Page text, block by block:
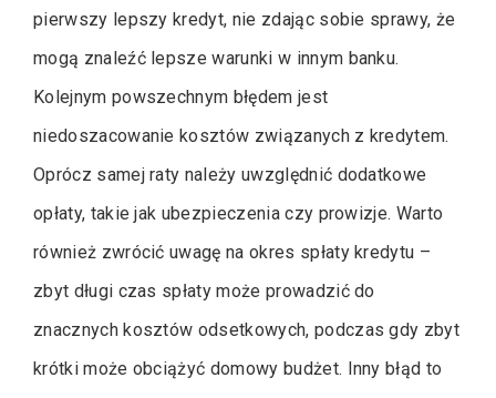
pierwszy lepszy kredyt, nie zdając sobie sprawy, że
mogą znaleźć lepsze warunki w innym banku.
Kolejnym powszechnym błędem jest
niedoszacowanie kosztów związanych z kredytem.
Oprócz samej raty należy uwzględnić dodatkowe
opłaty, takie jak ubezpieczenia czy prowizje. Warto
również zwrócić uwagę na okres spłaty kredytu –
zbyt długi czas spłaty może prowadzić do
znacznych kosztów odsetkowych, podczas gdy zbyt
krótki może obciążyć domowy budżet. Inny błąd to